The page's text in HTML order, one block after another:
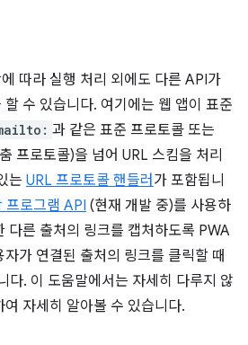
따라 실행 처리 외에도 다른 API가
수 있습니다. 여기에는 웹 앱이 표준
과 같은 표준 프로토콜 또는
프로토콜)을 넘어 URL 스킴을 처리
는 URL 프로토콜 핸들러 가 포함됩니
프로그램 API (현재 개발 중)를 사용하
다른 출처의 링크를 캡처하도록 PWA
가 연결된 출처의 링크를 클릭할 때
다. 이 도움말에서는 자세히 다루지 않
자세히 알아볼 수 있습니다.